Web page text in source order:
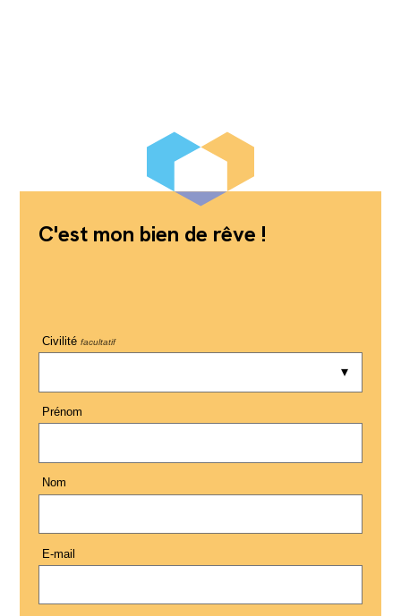
C'est mon bien de rêve !
Civilité facultatif
Prénom
Nom
E-mail